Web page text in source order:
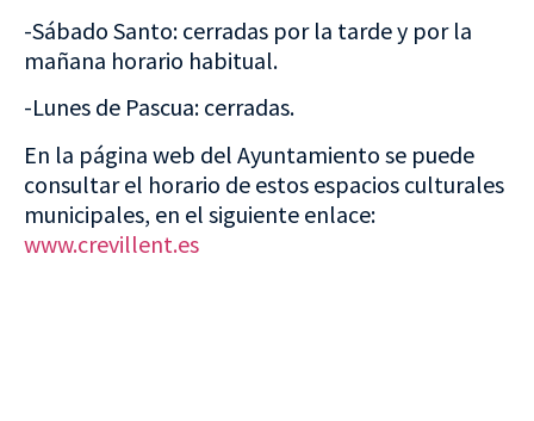
-Sábado Santo: cerradas por la tarde y por la
mañana horario habitual.
-Lunes de Pascua: cerradas.
En la página web del Ayuntamiento se puede
consultar el horario de estos espacios culturales
municipales, en el siguiente enlace:
www.crevillent.es